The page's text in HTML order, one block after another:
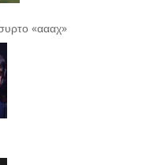
«αααχ»